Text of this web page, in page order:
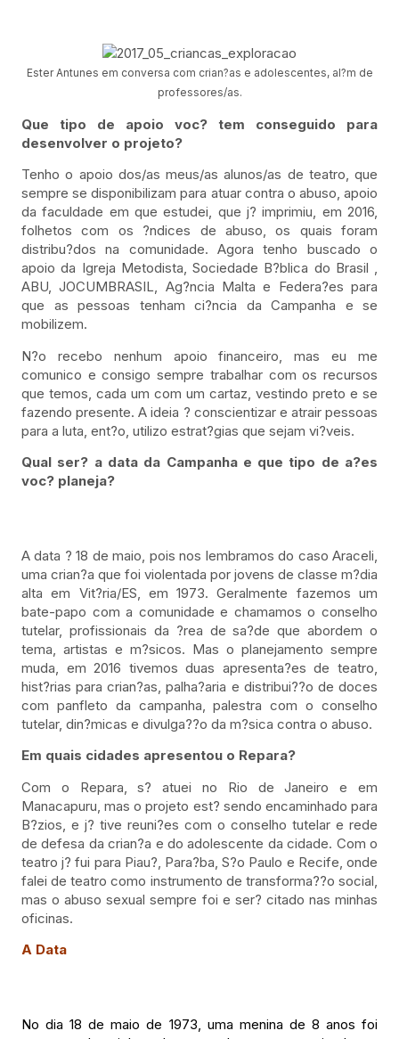
Ester Antunes em conversa com crian?as e adolescentes, al?m de
professores/as.
Que tipo de apoio voc? tem conseguido para
desenvolver o projeto?
Tenho o apoio dos/as meus/as alunos/as de teatro, que
sempre se disponibilizam para atuar contra o abuso, apoio
da faculdade em que estudei, que j? imprimiu, em 2016,
folhetos com os ?ndices de abuso, os quais foram
distribu?dos na comunidade. Agora tenho buscado o
apoio da Igreja Metodista, Sociedade B?blica do Brasil ,
ABU, JOCUMBRASIL, Ag?ncia Malta e Federa?es para
que as pessoas tenham ci?ncia da Campanha e se
mobilizem.
N?o recebo nenhum apoio financeiro, mas eu me
comunico e consigo sempre trabalhar com os recursos
que temos, cada um com um cartaz, vestindo preto e se
fazendo presente. A ideia ? conscientizar e atrair pessoas
para a luta, ent?o, utilizo estrat?gias que sejam vi?veis.
Qual ser? a data da Campanha e que tipo de a?es
voc? planeja?
A data ? 18 de maio, pois nos lembramos do caso Araceli,
uma crian?a que foi violentada por jovens de classe m?dia
alta em Vit?ria/ES, em 1973. Geralmente fazemos um
bate-papo com a comunidade e chamamos o conselho
tutelar, profissionais da ?rea de sa?de que abordem o
tema, artistas e m?sicos. Mas o planejamento sempre
muda, em 2016 tivemos duas apresenta?es de teatro,
hist?rias para crian?as, palha?aria e distribui??o de doces
com panfleto da campanha, palestra com o conselho
tutelar, din?micas e divulga??o da m?sica contra o abuso.
Em quais cidades apresentou o Repara?
Com o Repara, s? atuei no Rio de Janeiro e em
Manacapuru, mas o projeto est? sendo encaminhado para
B?zios, e j? tive reuni?es com o conselho tutelar e rede
de defesa da crian?a e do adolescente da cidade. Com o
teatro j? fui para Piau?, Para?ba, S?o Paulo e Recife, onde
falei de teatro como instrumento de transforma??o social,
mas o abuso sexual sempre foi e ser? citado nas minhas
oficinas.
A Data
No dia 18 de maio de 1973, uma menina de 8 anos foi